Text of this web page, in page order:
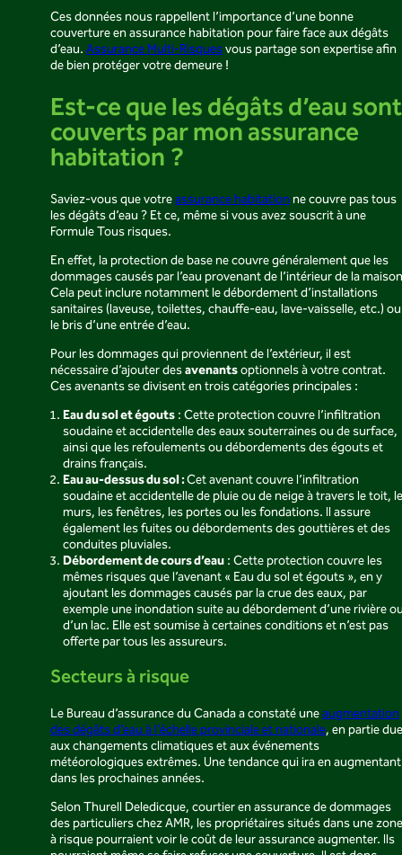
Ces données nous rappellent l’importance d’une bonne
couverture en assurance habitation pour faire face aux dégâts
d’eau. Assurance Multi-Risquesvous partage son expertise afin
de bien protéger votre demeure !
Est-ce que les dégâts d’eau sont
couverts par mon assurance
habitation ?
Saviez-vous que votreassurance habitation ne couvre pas tous
les dégâts d’eau ? Et ce, même si vous avez souscrit à une
Formule Tous risques.
En effet, la protection de base ne couvre généralement que les
dommages causés par l’eau provenant de l’intérieur de la
Cela peut inclure notamment le débordement d’installations
sanitaires (laveuse, toilettes, chauffe-eau, lave-vaisselle, etc.) ou
le bris d’une entrée d’eau.
Pour les dommages qui proviennent de l’extérieur, il est
nécessaire d’ajouter desavenantsoptionnels à votre contrat.
Ces avenants se divisent en trois catégories principales :
Eau du sol et égouts : Cette protection couvre l’infiltration
soudaine et accidentelle des eaux souterraines ou de surface,
ainsi que les refoulements ou débordements des égouts et
drains français.
Eau au-dessus du sol :Cet avenant couvre l’infiltration
soudaine et accidentelle de pluie ou de neige à travers le toit,
murs, les fenêtres, les portes ou les fondations. Il assure
également les fuites ou débordements des gouttières et des
conduites pluviales.
Débordement de cours d’eau : Cette protection couvre les
mêmes risques que l’avenant « Eau du sol et égouts », en y
ajoutant les dommages causés par la crue des eaux, par
exemple une inondation suite au débordement d’une rivière
d’un lac. Elle est soumise à certaines conditions et n’est pas
offerte par tous les assureurs.
Secteurs à risque
Le Bureau d’assurance du Canada a constaté uneaugmentation
des dégâts d’eau à l’échelle provinciale et nationale, en partie due
aux changements climatiques et aux événements
météorologiques extrêmes. Une tendance qui ira en augmentant
dans les prochaines années.
Selon Thurell Deledicque, courtier en assurance de dommages
des particuliers chez AMR, les propriétaires situés dans une zone
à risque pourraient voir le coût de leur assurance augmenter. Ils